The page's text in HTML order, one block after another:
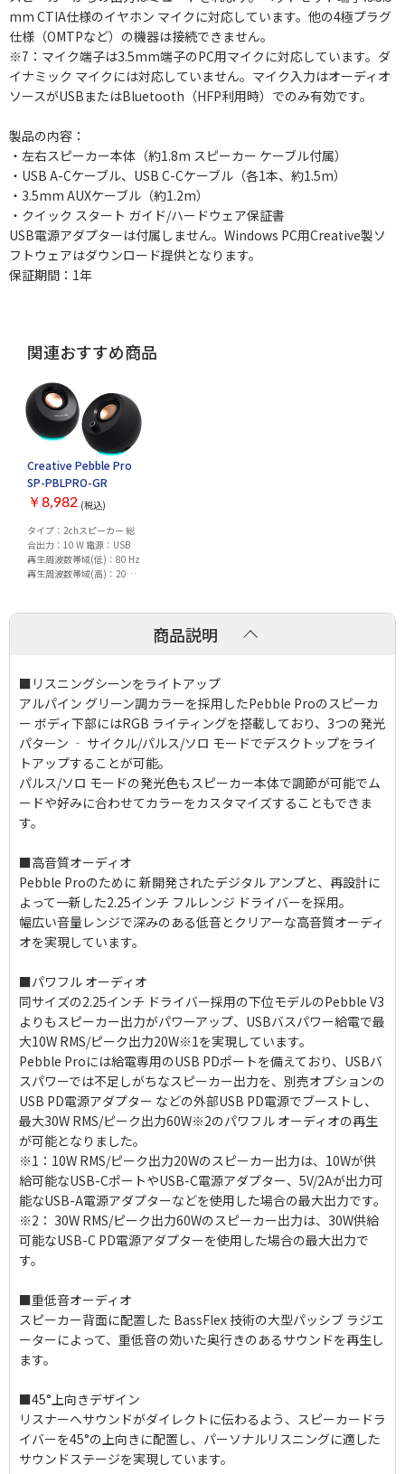
mm CTIA仕様のイヤホン マイクに対応しています。他の4極プラグ
仕様（OMTPなど）の機器は接続できません。
※7：マイク端子は3.5mm端子のPC用マイクに対応しています。ダ
イナミック マイクには対応していません。マイク入力はオーディオ
ソースがUSBまたはBluetooth（HFP利用時）でのみ有効です。
製品の内容：
・左右スピーカー本体（約1.8m スピーカー ケーブル付属）
・USB A-Cケーブル、USB C-Cケーブル（各1本、約1.5m）
・3.5mm AUXケーブル（約1.2m）
・クイック スタート ガイド/ハードウェア保証書
USB電源アダプターは付属しません。Windows PC用Creative製ソ
フトウェアはダウンロード提供となります。
保証期間：1年
関連おすすめ商品
Creative Pebble Pro
SP-PBLPRO-GR
￥8,982 (税込)
タイプ：2chスピーカー 総
合出力：10 W 電源：USB
再生周波数帯域(低)：80 Hz
再生周波数帯域(高)：20
イン入力ケーブル 3.5mmマ
商品説明
■リスニングシーンをライトアップ
アルパイン グリーン調カラーを採用したPebble Proのスピーカ
ー ボディ下部にはRGB ライティングを搭載しており、3つの発光
パターン ‐ サイクル/パルス/ソロ モードでデスクトップをライ
トアップすることが可能。
パルス/ソロ モードの発光色もスピーカー本体で調節が可能でム
ードや好みに合わせてカラーをカスタマイズすることもできま
す。
■高音質オーディオ
Pebble Proのために 新開発されたデジタル アンプと、再設計に
よって一新した2.25インチ フルレンジ ドライバーを採用。
幅広い音量レンジで深みのある低音とクリアーな高音質オーディ
オを実現しています。
■パワフル オーディオ
同サイズの2.25インチ ドライバー採用の下位モデルのPebble V3
よりもスピーカー出力がパワーアップ、USBバスパワー給電で最
大10W RMS/ピーク出力20W※1を実現しています。
Pebble Proには給電専用のUSB PDポートを備えており、USBバ
スパワーでは不足しがちなスピーカー出力を、別売オプションの
USB PD電源アダプター などの外部USB PD電源でブーストし、
最大30W RMS/ピーク出力60W※2のパワフル オーディオの再生
が可能となりました。
※1：10W RMS/ピーク出力20Wのスピーカー出力は、10Wが供
給可能なUSB-CポートやUSB-C電源アダプター、5V/2Aが出力可
能なUSB-A電源アダプターなどを使用した場合の最大出力です。
※2： 30W RMS/ピーク出力60Wのスピーカー出力は、30W供給
可能なUSB-C PD電源アダプターを使用した場合の最大出力で
す。
■重低音オーディオ
スピーカー背面に配置した BassFlex 技術の大型パッシブ ラジエ
ーターによって、重低音の効いた奥行きのあるサウンドを再生し
ます。
■45°上向きデザイン
リスナーへサウンドがダイレクトに伝わるよう、スピーカードラ
イバーを45°の上向きに配置し、パーソナルリスニングに適した
サウンドステージを実現しています。